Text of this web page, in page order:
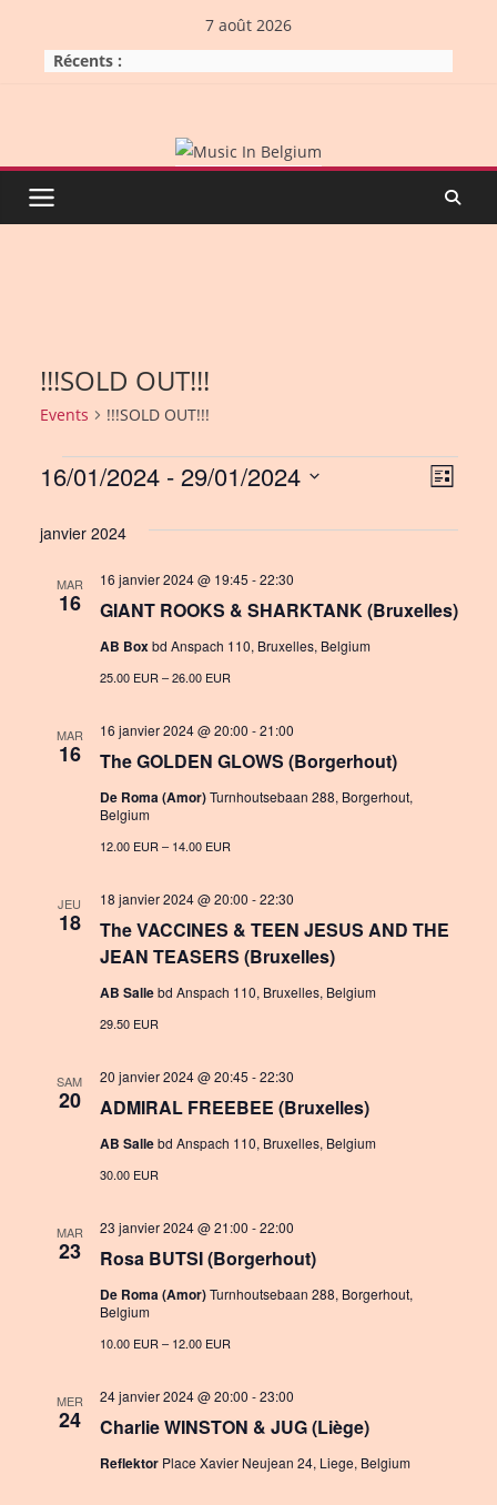
content
7 août 2026
Récents :
!!!SOLD OUT!!!
Events !!!SOLD OUT!!!
Events
V
w
i
E
t
v
L
s
16/01/2024 - 29/01/2024
e
janvier 2024
MAR
16 GIANT ROOKS & SHARKTANK (Bruxelles)
16 janvier 2024 @ 19:45 -22:30
AB Boxbd Anspach 110, Bruxelles, Belgium
25.00 EUR – 26.00 EUR
MAR
16 The GOLDEN GLOWS (Borgerhout)
16 janvier 2024 @ 20:00 -21:00
De Roma (Amor)Turnhoutsebaan 288, Borgerhout,
Belgium
12.00 EUR – 14.00 EUR
JEU
18
The VACCINES & TEEN JESUS AND THE
JEAN TEASERS (Bruxelles)
18 janvier 2024 @ 20:00 -22:30
AB Sallebd Anspach 110, Bruxelles, Belgium
29.50 EUR
SAM
20 ADMIRAL FREEBEE (Bruxelles)
20 janvier 2024 @ 20:45 -22:30
AB Sallebd Anspach 110, Bruxelles, Belgium
30.00 EUR
MAR
23 Rosa BUTSI (Borgerhout)
23 janvier 2024 @ 21:00 -22:00
De Roma (Amor)Turnhoutsebaan 288, Borgerhout,
Belgium
10.00 EUR – 12.00 EUR
MER
24 Charlie WINSTON & JUG (Liège)
24 janvier 2024 @ 20:00 -23:00
Reflektor Place Xavier Neujean 24, Liege, Belgium